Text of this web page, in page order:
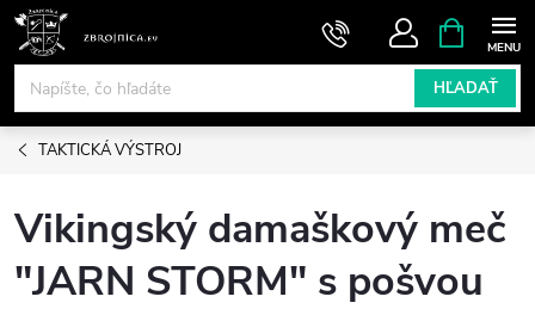
Prejsť
obsah
HĽADAŤ
KOŠÍK
TAKTICKÁ VÝSTROJ
Vikingský damaškový meč
"JARN STORM" s pošvou